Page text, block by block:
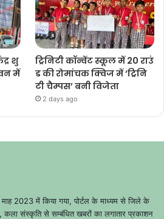
शु
में
ट्रिनिटी कॉन्वेंट स्कूल में 20 राउं
ड की रोमांचक क्विज में ‘ट्रिनि
टी चैम्पस’ बनी विजेता
2 days ago
माह 2023 में किया गया, पोर्टल के माध्यम से जिले के
कला संस्कृति से सम्बंधित खबरों का लगातार प्रकाशन